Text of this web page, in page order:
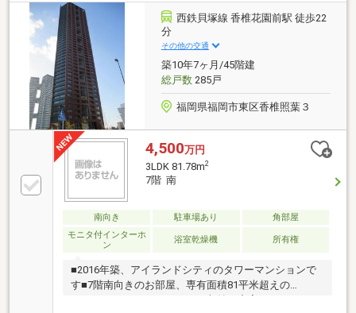
できます。温水洗浄便座付きなので、快適にご使用い
ただけます。たっぷりと衣類や物を収納できるウォー
クインクロゼットバルコニーには水栓があるので、植
栽の水やりや汚れた物を洗うのに便利です。
西鉄貝塚線 香椎花園前駅 徒歩22
分
その他の交通
築10年7ヶ月/45階建
総戸数285戸
福岡県福岡市東区香椎照葉３
4,500万円
3LDK 81.78m2
7階 南
南向き 駐車場あり
角部屋
モニタ付インターホ
ン
浴室乾燥機 所有権
■2016年築、アイランドシティのタワーマンションで
す■7階南向きのお部屋、専有面積81平米超えの
3LDK。パントリーやWICなど収納も充実しています■